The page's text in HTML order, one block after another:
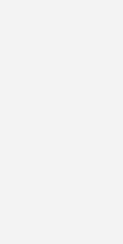
Abstimmung
Die
Einheit verfügbar,
So